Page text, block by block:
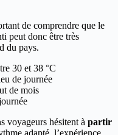
de comprendre que le
peut donc être très
du pays.
30 et 38 °C
de journée
de mois
voyageurs hésitent à partir
adapté, l’expérience